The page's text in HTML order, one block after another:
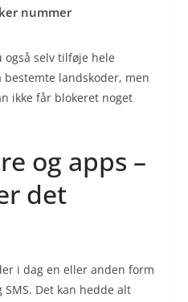
nummer
også selv tilføje hele
landskoder, men
ikke får blokeret noget
og apps –
det
i dag en eller anden form
Det kan hedde alt